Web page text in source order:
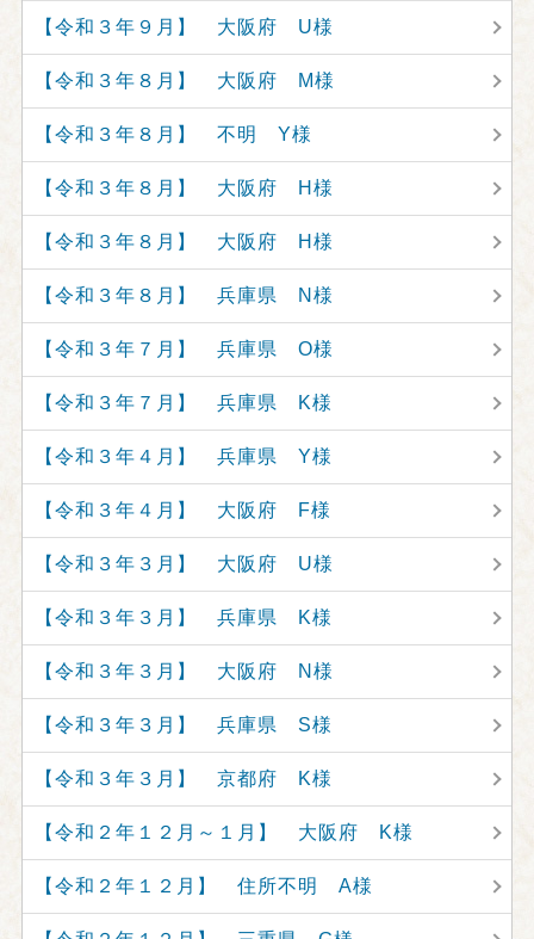
【令和３年９月】 大阪府 U様
【令和３年８月】 大阪府 M様
【令和３年８月】 不明 Y様
【令和３年８月】 大阪府 H様
【令和３年８月】 大阪府 H様
【令和３年８月】 兵庫県 N様
【令和３年７月】 兵庫県 O様
【令和３年７月】 兵庫県 K様
【令和３年４月】 兵庫県 Y様
【令和３年４月】 大阪府 F様
【令和３年３月】 大阪府 U様
【令和３年３月】 兵庫県 K様
【令和３年３月】 大阪府 N様
【令和３年３月】 兵庫県 S様
【令和３年３月】 京都府 K様
【令和２年１２月～１月】 大阪府 K様
【令和２年１２月】 住所不明 A様